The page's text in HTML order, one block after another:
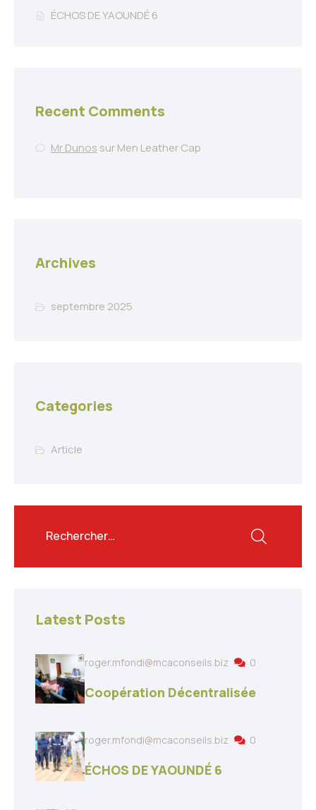
ÉCHOS DE YAOUNDÉ 6
Recent Comments
Mr Dunos surMen Leather Cap
Archives
septembre 2025
Categories
Article
Latest Posts
roger.mfondi@mcaconseils.biz 0
Coopération Décentralisée
roger.mfondi@mcaconseils.biz 0
ÉCHOS DE YAOUNDÉ 6